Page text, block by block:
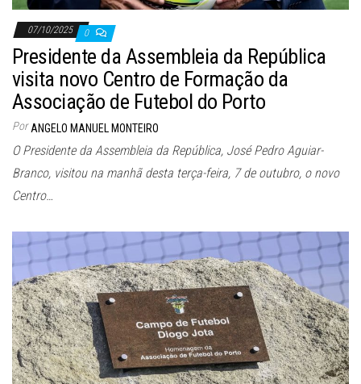
07/10/2025 0
Presidente da Assembleia da República
visita novo Centro de Formação da
Associação de Futebol do Porto
Por ANGELO MANUEL MONTEIRO
O Presidente da Assembleia da República, José Pedro Aguiar-
Branco, visitou na manhã desta terça-feira, 7 de outubro, o novo
Centro…